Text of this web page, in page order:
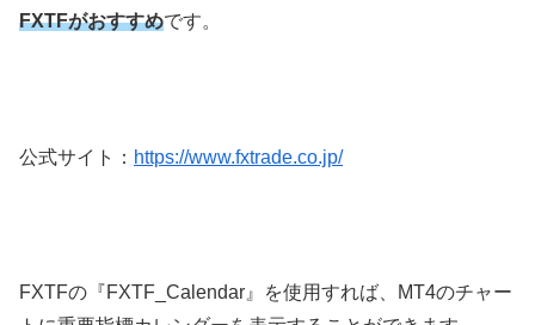
FXTFがおすすめです。
公式サイト： https://www.fxtrade.co.jp/
FXTFの『FXTF_Calendar』を使用すれば、MT4のチャー